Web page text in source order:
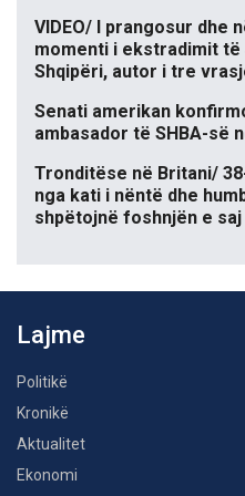
VIDEO/ I prangosur dhe
momenti i ekstradimit të
Shqipëri, autor i tre
Senati amerikan
ambasador të SHBA-së
Tronditëse në Britani/
nga kati i nëntë dhe
shpëtojnë foshnjën e saj
Lajme
Politikë
Kronikë
Aktualitet
Ekonomi